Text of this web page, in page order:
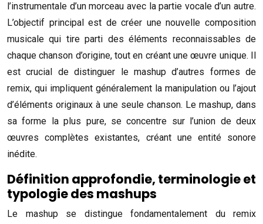
l’instrumentale d’un morceau avec la partie vocale d’un autre.
L’objectif principal est de créer une nouvelle composition
musicale qui tire parti des éléments reconnaissables de
chaque chanson d’origine, tout en créant une œuvre unique. Il
est crucial de distinguer le mashup d’autres formes de
remix, qui impliquent généralement la manipulation ou l’ajout
d’éléments originaux à une seule chanson. Le mashup, dans
sa forme la plus pure, se concentre sur l’union de deux
œuvres complètes existantes, créant une entité sonore
inédite.
Définition approfondie, terminologie et
typologie des mashups
Le mashup se distingue fondamentalement du remix